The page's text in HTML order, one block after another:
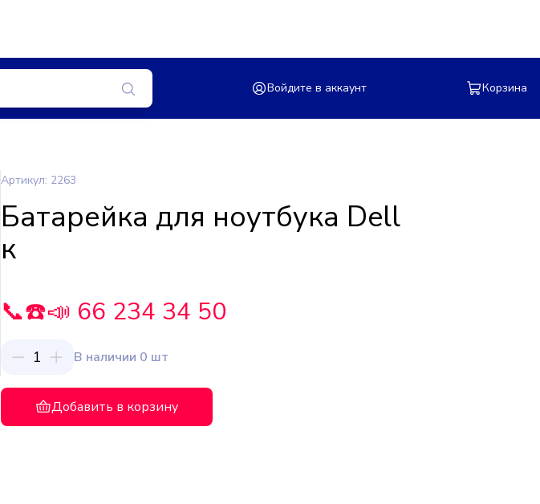
Войдите в аккаунт Корзина
Артикул: 2263
Батарейка для ноутбука Dell
к
📞☎️📣 66 234 34 50
1 В наличии 0 шт
Добавить в корзину